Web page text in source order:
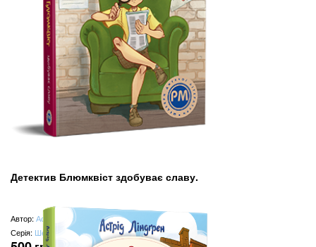
Детектив Блюмквіст здобуває славу.
Автор:Астрід Ліндґрен
Серія: Шедеври дитячої літератури